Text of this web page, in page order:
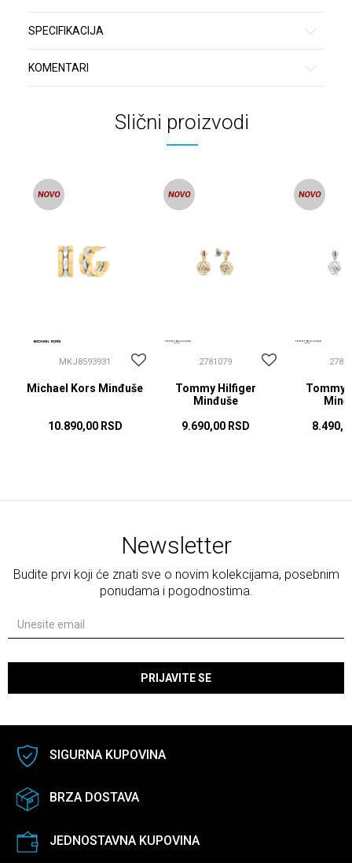
SPECIFIKACIJA
KOMENTARI
Slični proizvodi
MKJ8593931
Michael Kors Minđuše
10.890,00 RSD
2781079
Tommy Hilfiger
Minđuše
9.690,00 RSD
Tommy
Newsletter
Budite prvi koji će znati sve o novim kolekcijama, posebnim
ponudama i pogodnostima.
PRIJAVITE SE
SIGURNA KUPOVINA
BRZA DOSTAVA
JEDNOSTAVNA KUPOVINA